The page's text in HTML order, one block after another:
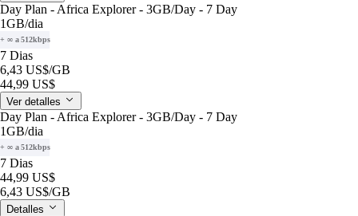
Day Plan - Africa Explorer - 3GB/Day - 7 Day
1GB/dia
+ ∞ a 512kbps
7 Dias
6,43 US$/GB
44,99 US$
Ver detalles
Day Plan - Africa Explorer - 3GB/Day - 7 Day
1GB/dia
+ ∞ a 512kbps
7 Dias
44,99 US$
6,43 US$/GB
Detalles